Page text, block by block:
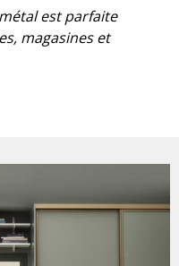
est parfaite
magasines et